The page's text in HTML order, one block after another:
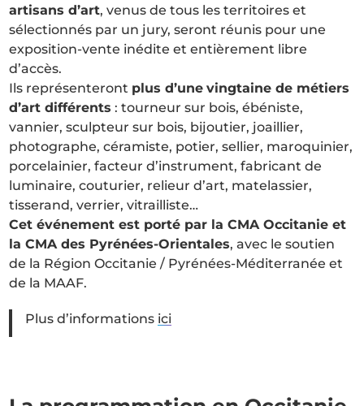
artisans d’art, venus de tous les territoires et
sélectionnés par un jury, seront réunis pour une
exposition-vente inédite et entièrement libre
d’accès.
Ils représenteront plus d’une vingtaine de métiers
d’art différents : tourneur sur bois, ébéniste,
vannier, sculpteur sur bois, bijoutier, joaillier,
photographe, céramiste, potier, sellier, maroquinier,
porcelainier, facteur d’instrument, fabricant de
luminaire, couturier, relieur d’art, matelassier,
tisserand, verrier, vitrailliste…
Cet événement est porté par la CMA Occitanie et
la CMA des Pyrénées-Orientales, avec le soutien
de la Région Occitanie / Pyrénées-Méditerranée et
de la MAAF.
Plus d’informations ici